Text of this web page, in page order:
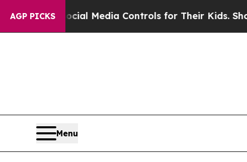
AGP PICKSMedia Controls for Their Kids. Should the US?
Menu